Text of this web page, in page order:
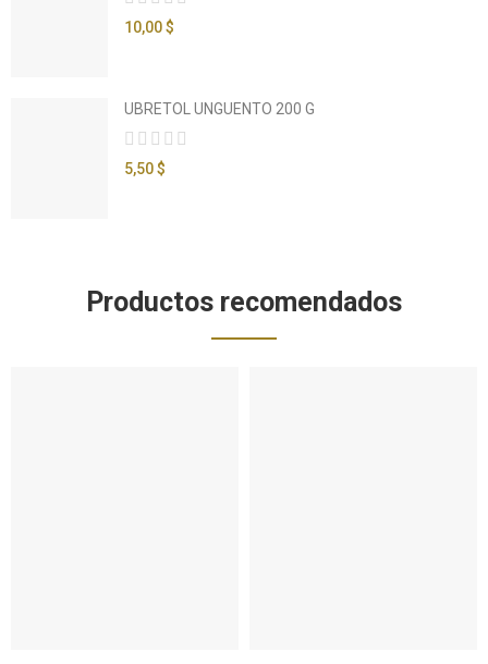
10,00 $
UBRETOL UNGUENTO 200 G
5,50 $
Productos recomendados